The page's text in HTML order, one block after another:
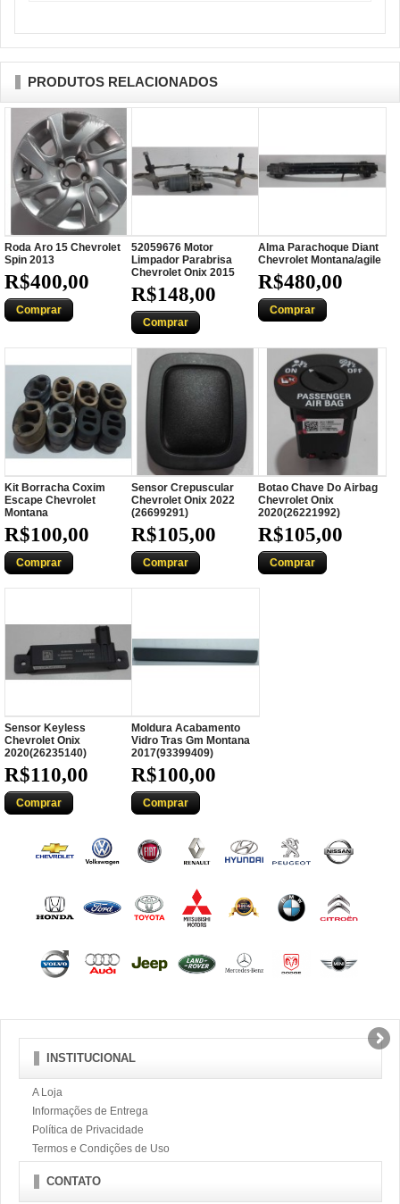
PRODUTOS RELACIONADOS
Roda Aro 15 Chevrolet
Spin 2013
R$400,00
Comprar
52059676 Motor
Limpador Parabrisa
Chevrolet Onix 2015
R$148,00
Comprar
Alma Parachoque Diant
Chevrolet Montana/agile
R$480,00
Comprar
Kit Borracha Coxim
Escape Chevrolet
Montana
R$100,00
Comprar
Sensor Crepuscular
Chevrolet Onix 2022
(26699291)
R$105,00
Comprar
Botao Chave Do Airbag
Chevrolet Onix
2020(26221992)
R$105,00
Comprar
Sensor Keyless
Chevrolet Onix
2020(26235140)
R$110,00
Comprar
Moldura Acabamento
Vidro Tras Gm Montana
2017(93399409)
R$100,00
Comprar
INSTITUCIONAL
A Loja
Informações de Entrega
Política de Privacidade
Termos e Condições de Uso
CONTATO